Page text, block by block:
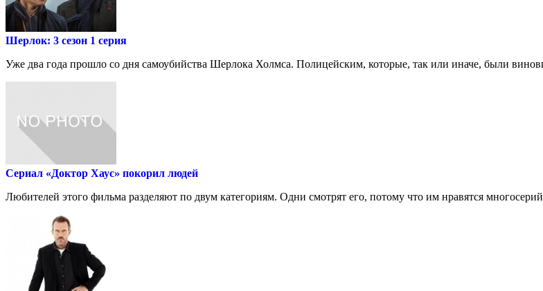
Шерлок: 3 сезон 1 серия
Уже два года прошло со дня самоубийства Шерлока Холмса. Полицейским, которые, так или иначе, были
Сериал «Доктор Хаус» покорил людей
Любителей этого фильма разделяют по двум категориям. Одни смотрят его, потому что им нравятся